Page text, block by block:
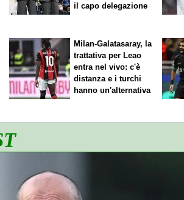
il capo delegazione
Milan-Galatasaray, la
trattativa per Leao
entra nel vivo: c'è
distanza e i turchi
hanno un'alternativa